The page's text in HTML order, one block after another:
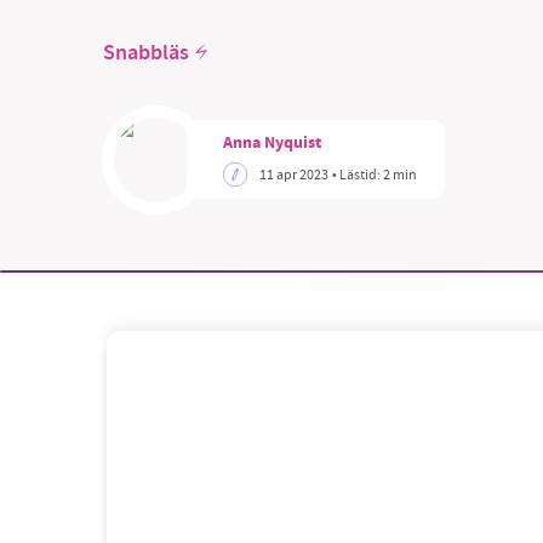
Snabbläs
Anna Nyquist
11 apr 2023• Lästid:2 min